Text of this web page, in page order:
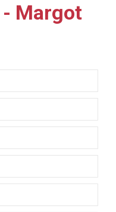
Margot